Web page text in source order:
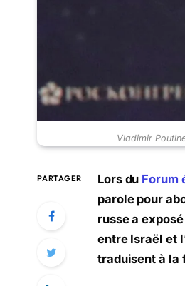
Vladimir
PARTAGER Lors du Forum
parole pour
russe a
entre Israël et
traduisent à la